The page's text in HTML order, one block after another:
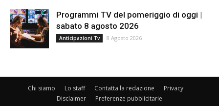
Programmi TV del pomeriggio di oggi |
sabato 8 agosto 2026
Anticipazioni Tv 8 Agosto 2026
Chi siamo Lo staff Contatta la redazione
Privacy
Disclaimer
Preferenze pubblicitarie